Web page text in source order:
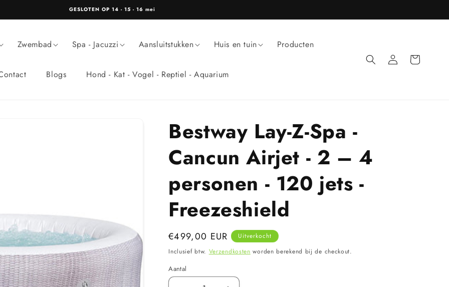
GESLOTEN OP 14 - 15 - 16 mei
Zwembad Spa - Jacuzzi Aansluitstukken Huis en tuin Producten
Blogs Hond - Kat - Vogel - Reptiel - Aquarium
InloggenWinkelwagen
Bestway Lay-Z-Spa -
Cancun Airjet - 2 – 4
personen - 120 jets -
Freezeshield
Normale
prijs
€499,00 EUR
Uitverkocht
Inclusief btw. Verzendkosten worden berekend bij de checkout.
Aantal